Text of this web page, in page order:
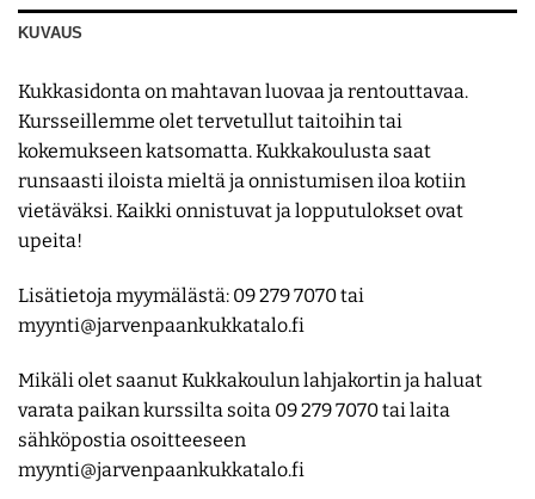
KUVAUS
Kukkasidonta on mahtavan luovaa ja rentouttavaa.
Kursseillemme olet tervetullut taitoihin tai
kokemukseen katsomatta. Kukkakoulusta saat
runsaasti iloista mieltä ja onnistumisen iloa kotiin
vietäväksi. Kaikki onnistuvat ja lopputulokset ovat
upeita!
Lisätietoja myymälästä: 09 279 7070 tai
myynti@jarvenpaankukkatalo.fi
Mikäli olet saanut Kukkakoulun lahjakortin ja haluat
varata paikan kurssilta soita 09 279 7070 tai laita
sähköpostia osoitteeseen
myynti@jarvenpaankukkatalo.fi